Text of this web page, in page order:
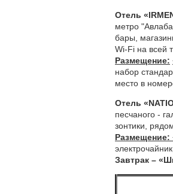
Отель «
метро
бары,
Wi-Fi на всей
Размещение:
набор
место в
Отель «
песчаного -
зонтики,
Размещение:
Завтрак –